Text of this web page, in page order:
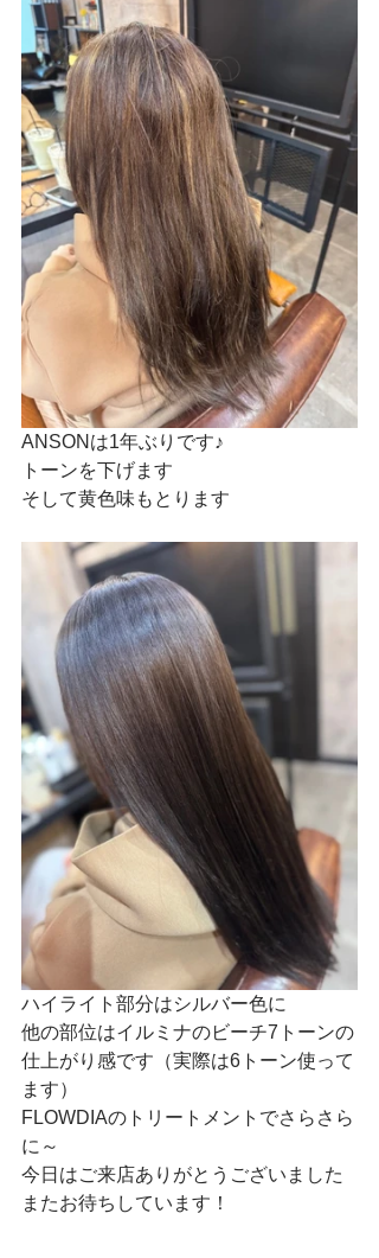
ANSONは1年ぶりです♪
トーンを下げます
そして黄色味もとります
ハイライト部分はシルバー色に
他の部位はイルミナのビーチ7トーンの
仕上がり感です（実際は6トーン使って
ます）
FLOWDIAのトリートメントでさらさら
に～
今日はご来店ありがとうございました
またお待ちしています！